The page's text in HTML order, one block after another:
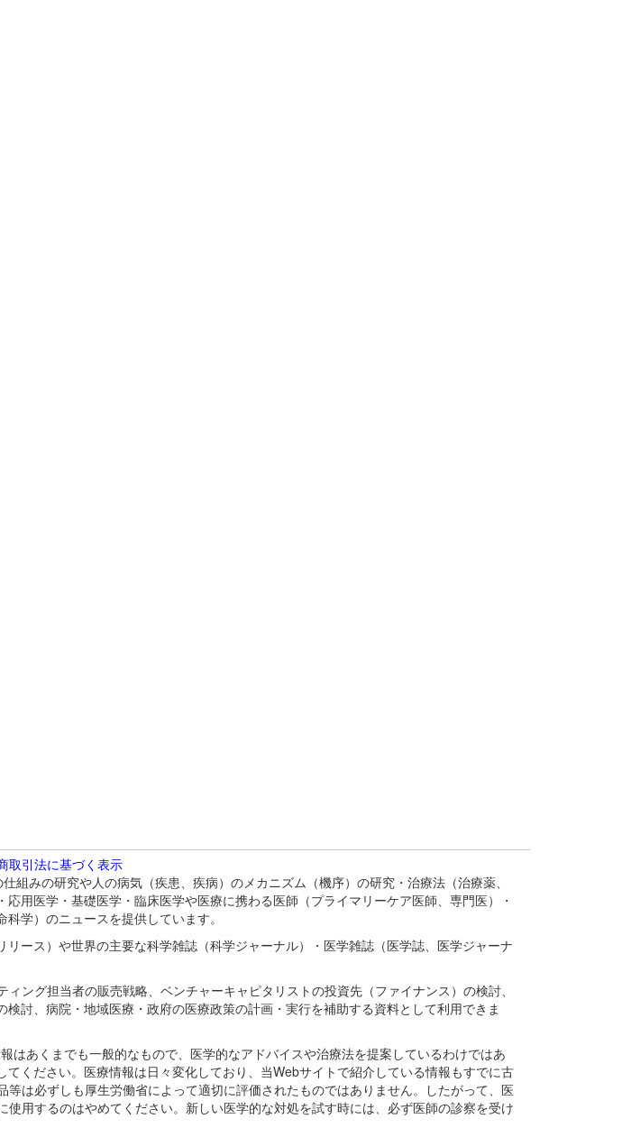
取引法に基づく表示
みの研究や人の病気（疾患、疾病）のメカニズム（機序）の研究・治療法（治療薬、
用医学・基礎医学・臨床医学や医療に携わる医師（プライマリーケア医師、専門医）・
学）のニュースを提供しています。
ース）や世界の主要な科学雑誌（科学ジャーナル）・医学雑誌（医学誌、医学ジャーナ
ング担当者の販売戦略、ベンチャーキャピタリストの投資先（ファイナンス）の検討、
討、病院・地域医療・政府の医療政策の計画・実行を補助する資料として利用できま
あくまでも一般的なもので、医学的なアドバイスや治療法を提案しているわけではあ
ください。医療情報は日々変化しており、当Webサイトで紹介している情報もすでに古
は必ずしも厚生労働省によって適切に評価されたものではありません。したがって、医
用するのはやめてください。新しい医学的な対処を試す時には、必ず医師の診察を受け